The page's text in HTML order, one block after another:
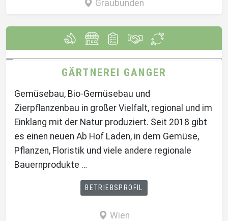
Graubünden
GÄRTNEREI GANGER
Gemüsebau, Bio-Gemüsebau und
Zierpflanzenbau in großer Vielfalt, regional und im
Einklang mit der Natur produziert. Seit 2018 gibt
es einen neuen Ab Hof Laden, in dem Gemüse,
Pflanzen, Floristik und viele andere regionale
Bauernprodukte …
BETRIEBSPROFIL
Wien